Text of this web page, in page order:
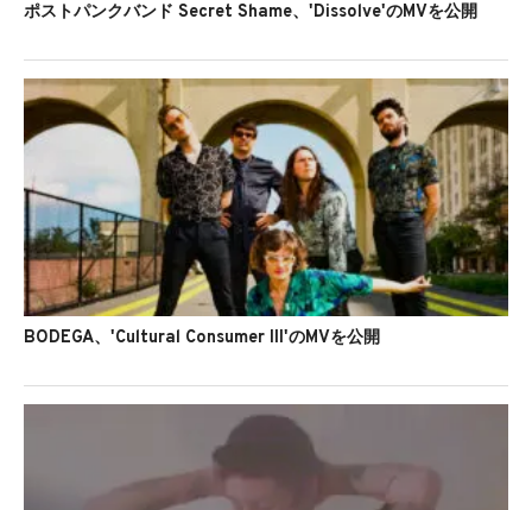
ポストパンクバンド Secret Shame、'Dissolve'のMVを公開
BODEGA、'Cultural Consumer III'のMVを公開